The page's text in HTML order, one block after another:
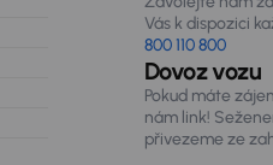
Vás k dispozici
800 110 800
Dovoz vozu
Pokud máte
nám link!
přivezeme ze